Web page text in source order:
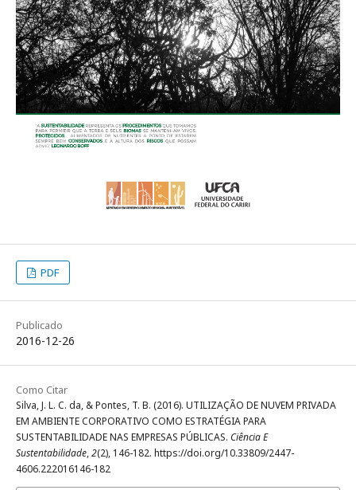
PDF
Publicado
2016-12-26
Como Citar
Silva, J. L. C. da, & Pontes, T. B. (2016). UTILIZAÇÃO DE NUVEM PRIVADA
EM AMBIENTE CORPORATIVO COMO ESTRATÉGIA PARA
SUSTENTABILIDADE NAS EMPRESAS PÚBLICAS. Ciência E
Sustentabilidade,2(2), 146-182. https://doi.org/10.33809/2447-
4606.222016146-182